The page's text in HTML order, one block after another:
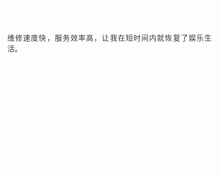
维修速度快，服务效率高，让我在短时间内就恢复了娱乐生
活。